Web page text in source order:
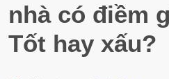
nhà có điềm
Tốt hay xấu?